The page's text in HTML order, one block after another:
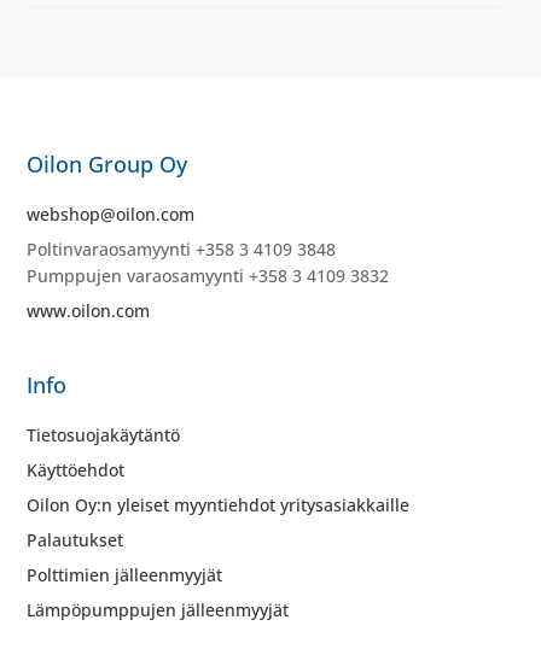
Oilon Group Oy
webshop@oilon.com
Poltinvaraosamyynti +358 3 4109 3848
Pumppujen varaosamyynti +358 3 4109 3832
www.oilon.com
Info
Tietosuojakäytäntö
Käyttöehdot
Oilon Oy:n yleiset myyntiehdot yritysasiakkaille
Palautukset
Polttimien jälleenmyyjät
Lämpöpumppujen jälleenmyyjät